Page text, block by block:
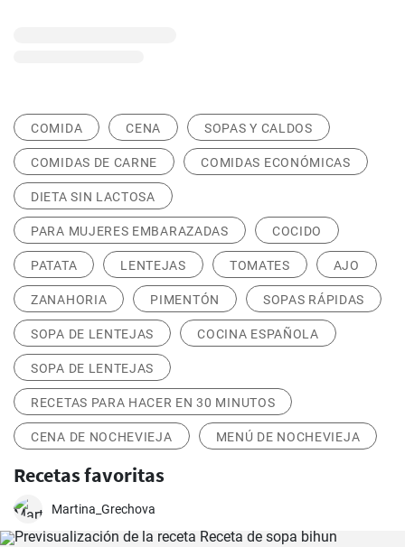
COMIDA CENA SOPAS Y CALDOS
COMIDAS DE CARNE COMIDAS ECONÓMICAS
DIETA SIN LACTOSA
PARA MUJERES EMBARAZADAS COCIDO
PATATA LENTEJAS TOMATES AJO
ZANAHORIA PIMENTÓN SOPAS RÁPIDAS
SOPA DE LENTEJAS COCINA ESPAÑOLA
SOPA DE LENTEJAS
RECETAS PARA HACER EN 30 MINUTOS
CENA DE NOCHEVIEJA MENÚ DE NOCHEVIEJA
Recetas favoritas
Martina_Grechova